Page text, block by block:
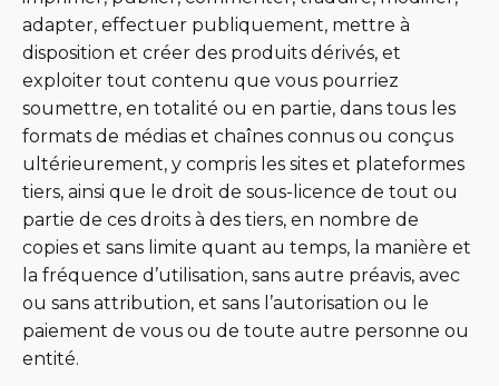
adapter, effectuer publiquement, mettre à
disposition et créer des produits dérivés, et
exploiter tout contenu que vous pourriez
soumettre, en totalité ou en partie, dans tous les
formats de médias et chaînes connus ou conçus
ultérieurement, y compris les sites et plateformes
tiers, ainsi que le droit de sous-licence de tout ou
partie de ces droits à des tiers, en nombre de
copies et sans limite quant au temps, la manière et
la fréquence d’utilisation, sans autre préavis, avec
ou sans attribution, et sans l’autorisation ou le
paiement de vous ou de toute autre personne ou
entité.